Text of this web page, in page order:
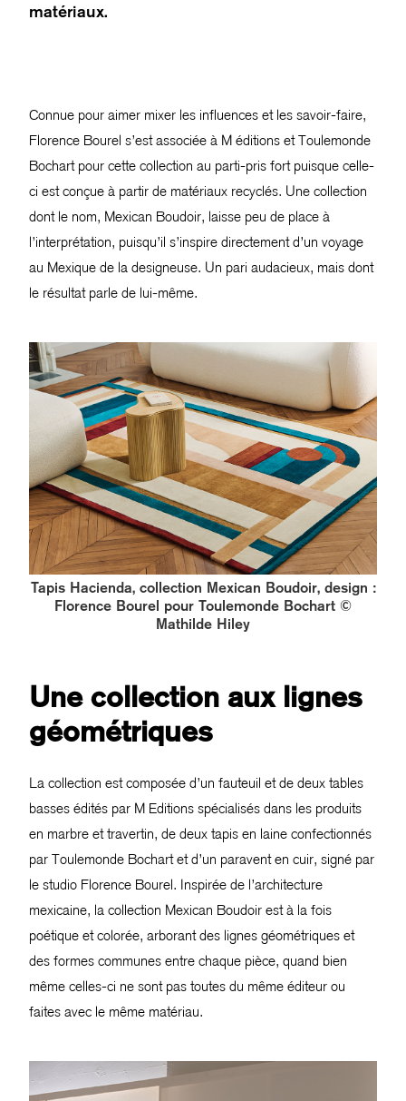
matériaux.
Connue pour aimer mixer les influences et les savoir-faire,
Florence Bourel s’est associée à M éditions et Toulemonde
Bochart pour cette collection au parti-pris fort puisque celle-
ci est conçue à partir de matériaux recyclés. Une collection
dont le nom, Mexican Boudoir, laisse peu de place à
l’interprétation, puisqu’il s’inspire directement d’un voyage
au Mexique de la designeuse. Un pari audacieux, mais dont
le résultat parle de lui-même.
Tapis Hacienda, collection Mexican Boudoir, design :
Florence Bourel pour Toulemonde Bochart ©
Mathilde Hiley
Une collection aux lignes
géométriques
La collection est composée d’un fauteuil et de deux tables
basses édités par M Editions spécialisés dans les produits
en marbre et travertin, de deux tapis en laine confectionnés
par Toulemonde Bochart et d’un paravent en cuir, signé par
le studio Florence Bourel. Inspirée de l’architecture
mexicaine, la collection Mexican Boudoir est à la fois
poétique et colorée, arborant des lignes géométriques et
des formes communes entre chaque pièce, quand bien
même celles-ci ne sont pas toutes du même éditeur ou
faites avec le même matériau.